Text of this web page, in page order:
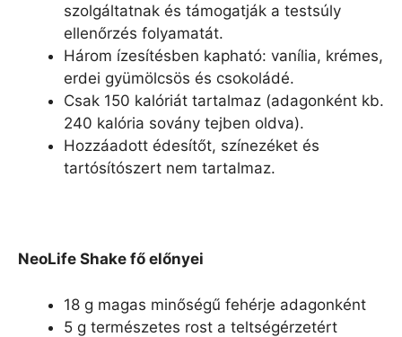
szolgáltatnak és támogatják a testsúly
ellenőrzés folyamatát.
Három ízesítésben kapható: vanília, krémes,
erdei gyümölcsös és csokoládé.
Csak 150 kalóriát tartalmaz (adagonként kb.
240 kalória sovány tejben oldva).
Hozzáadott édesítőt, színezéket és
tartósítószert nem tartalmaz.
NeoLife Shake fő előnyei
18 g magas minőségű fehérje adagonként
5 g természetes rost a teltségérzetért